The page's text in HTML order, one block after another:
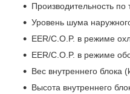
Производительность по
Уровень шума
EER/C.O.P. в режиме
EER/C.O.P. в режиме
Вес внутреннего блока
Высота внутреннего